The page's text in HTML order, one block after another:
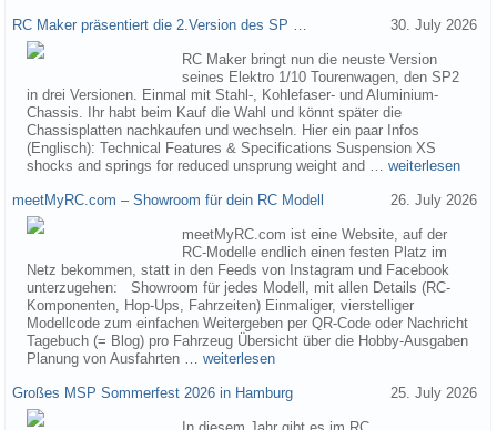
RC Maker präsentiert die 2.Version des SP … 30. July 2026
RC Maker bringt nun die neuste Version
seines Elektro 1/10 Tourenwagen, den SP2
in drei Versionen. Einmal mit Stahl-, Kohlefaser- und Aluminium-
Chassis. Ihr habt beim Kauf die Wahl und könnt später die
Chassisplatten nachkaufen und wechseln. Hier ein paar Infos
(Englisch): Technical Features & Specifications Suspension XS
shocks and springs for reduced unsprung weight and … weiterlesen
meetMyRC.com – Showroom für dein RC Modell 26. July 2026
meetMyRC.com ist eine Website, auf der
RC-Modelle endlich einen festen Platz im
Netz bekommen, statt in den Feeds von Instagram und Facebook
unterzugehen: Showroom für jedes Modell, mit allen Details (RC-
Komponenten, Hop-Ups, Fahrzeiten) Einmaliger, vierstelliger
Modellcode zum einfachen Weitergeben per QR-Code oder Nachricht
Tagebuch (= Blog) pro Fahrzeug Übersicht über die Hobby-Ausgaben
Planung von Ausfahrten … weiterlesen
Großes MSP Sommerfest 2026 in Hamburg 25. July 2026